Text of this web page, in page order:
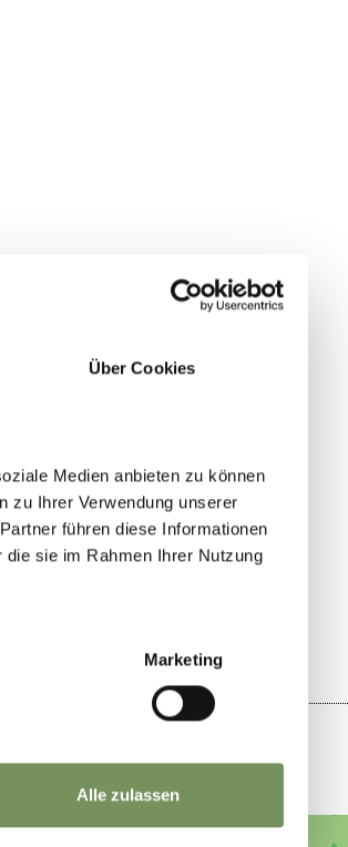
Über Cookies
Medien anbieten zu können
zu Ihrer Verwendung unserer
führen diese Informationen
sie im Rahmen Ihrer Nutzung
Marketing
Alle zulassen
OUI NO